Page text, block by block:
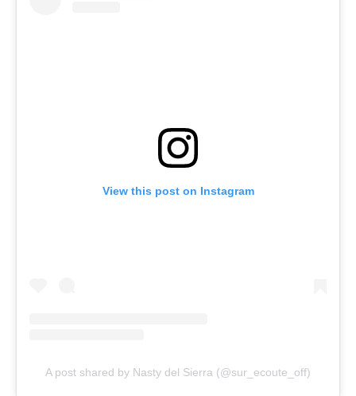
View this post on Instagram
A post shared by Nasty del Sierra (@sur_ecoute_off)